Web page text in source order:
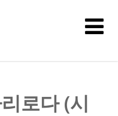
로다 (시